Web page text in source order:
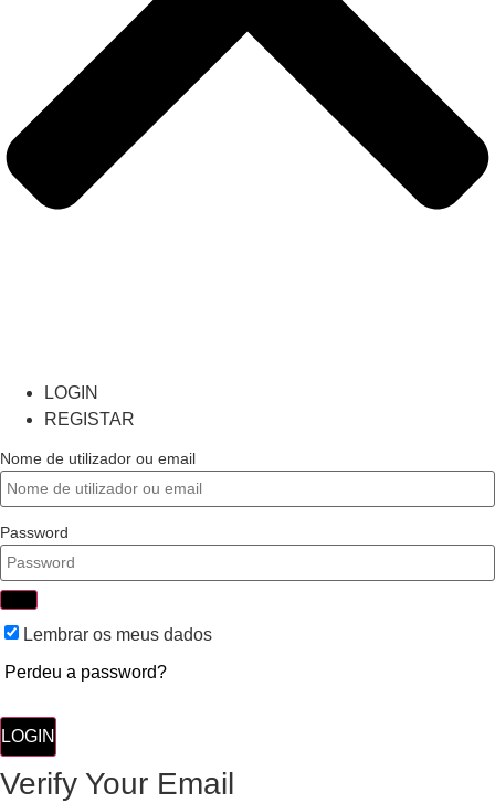
LOGIN
REGISTAR
Nome de utilizador ou email
Password
Lembrar os meus dados
Perdeu a password?
LOGIN
Verify Your Email